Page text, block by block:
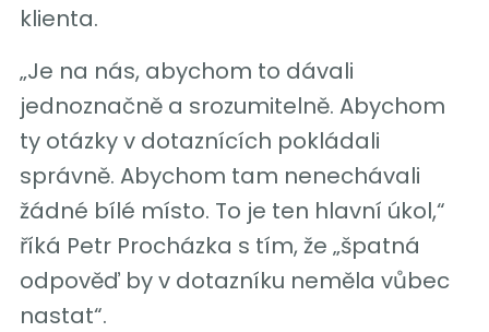
klienta.
„Je na nás, abychom to dávali
jednoznačně a srozumitelně. Abychom
ty otázky v dotaznících pokládali
správně. Abychom tam nenechávali
žádné bílé místo. To je ten hlavní úkol,“
říká Petr Procházka s tím, že „špatná
odpověď by v dotazníku neměla vůbec
nastat“.